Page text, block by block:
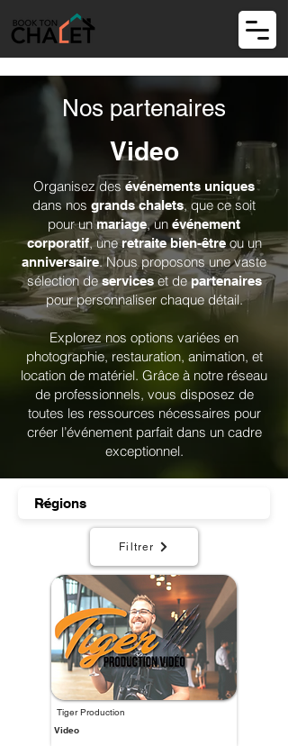
Nos partenaires
Video
Organisez desévénements uniques
dans nos grands chalets, que ce soit
pour unmariage, un événement
corporatif, uneretraite bien-êtreou un
anniversaire. Nous proposons une vaste
sélection deserviceset departenaires
pour personnaliser chaque détail.
Explorez nos options variées en
photographie, restauration, animation, et
location de matériel. Grâce à notre réseau
de professionnels, vous disposez de
toutes les ressources nécessaires pour
créer l’événement parfait dans un cadre
exceptionnel.
Filtrer
Tiger Production
Video